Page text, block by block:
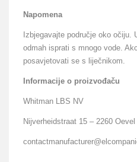
Napomena
Izbjegavajte područje oko očiju.
odmah isprati s mnogo vode.
posavjetovati se s liječnikom.
Informacije o proizvođaču
Whitman LBS NV
Nijverheidstraat 15 – 2260